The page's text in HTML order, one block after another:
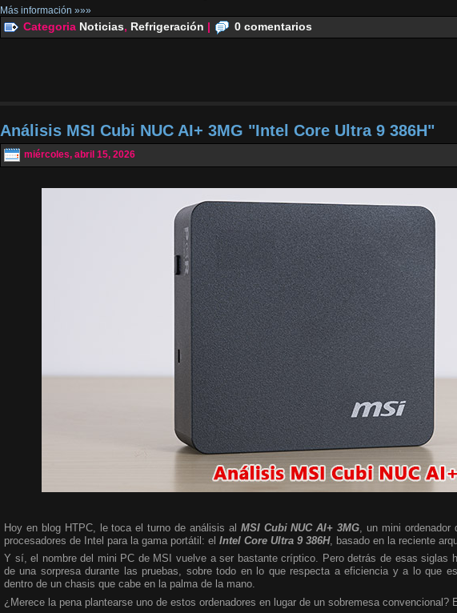
Más información »»»
Categoria Noticias, Refrigeración | 0 comentarios
Análisis MSI Cubi NUC AI+ 3MG "Intel Core Ultra 9 386H"
miércoles, abril 15, 2026
Hoy en blog HTPC, le toca el turno de análisis al MSI Cubi NUC AI+ 3MG , un mini
procesadores de Intel para la gama portátil: el Intel Core Ultra 9 386H, basado en la reciente
Y sí, el nombre del mini PC de MSI vuelve a ser bastante críptico. Pero detrás de esas siglas
de una sorpresa durante las pruebas, sobre todo en lo que respecta a eficiencia y a lo que
dentro de un chasis que cabe en la palma de la mano.
¿Merece la pena plantearse uno de estos ordenadores en lugar de un sobremesa convencional?